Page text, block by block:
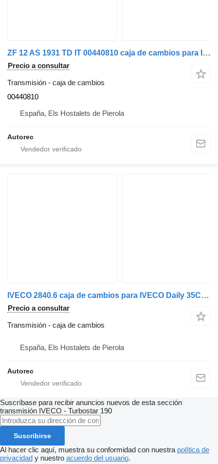
ZF 12 AS 1931 TD IT 00440810 caja de cambios para IVECO 440S42 camión
Precio a consultar
Transmisión - caja de cambios
00440810
España, Els Hostalets de Pierola
Autorec
IVECO 2840.6 caja de cambios para IVECO Daily 35C15 camión
Precio a consultar
Transmisión - caja de cambios
España, Els Hostalets de Pierola
Autorec
Suscríbase para recibir anuncios nuevos de esta sección
transmisión IVECO - Turbostar 190
Suscribirse
Al hacer clic aquí, muestra su conformidad con nuestra política de
privacidad y nuestro acuerdo del usuario.